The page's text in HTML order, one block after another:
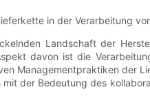
in der Verarbeitung
Landschaft der
davon ist die
Managementpraktiken der
der Bedeutung des